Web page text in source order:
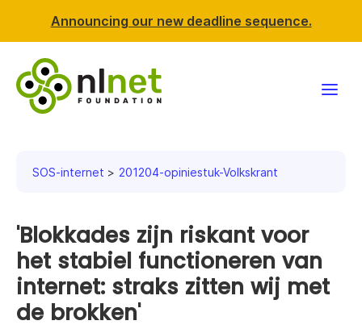
Announcing our new deadline sequence.
News & events
Resources
Support NLnet
SOS-internet 201204-opiniestuk-Volkskrant
'Blokkades zijn riskant voor
het stabiel functioneren van
internet: straks zitten wij met
de brokken'